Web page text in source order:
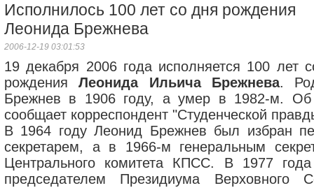
Исполнилось 100 лет со дня рождения
Леонида Брежнева
2006-12-19 03:01:53
19 декабря 2006 года исполняется 100 лет
рожденияЛеонида Ильича Брежнева.
Брежнев в 1906 году, а умер в 1982-м. Об
сообщает корреспондент "Студенческой
В 1964 году Леонид Брежнев был избран
секретарем, а в 1966-м генеральным
Центрального комитета КПСС. В 1977
председателем Президиума Верховного